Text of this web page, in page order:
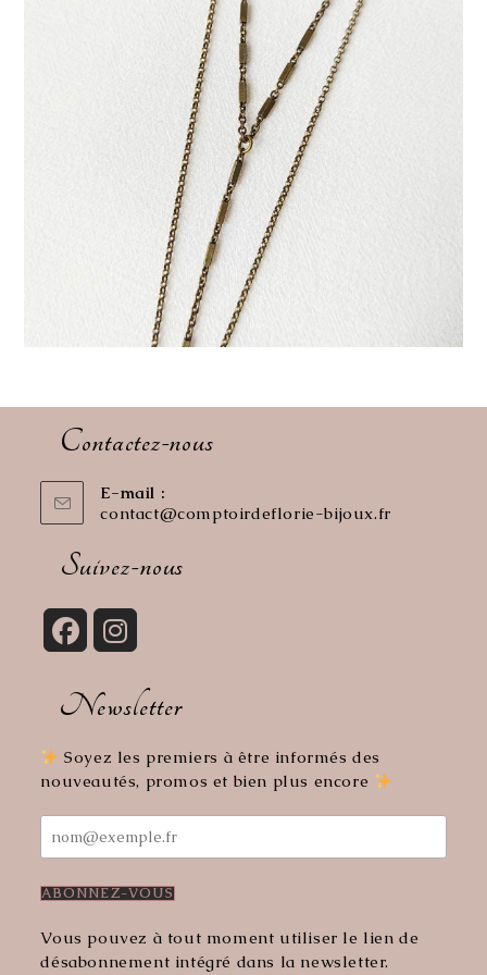
Contactez-nous
E-mail :
contact@comptoirdeflorie-bijoux.frS’ouvre
Suivez-nous
un
onglet
un
onglet
Newsletter
Soyez les premiers à être informés des
nouveautés, promos et bien plus encore
Vous pouvez à tout moment utiliser le lien de
désabonnement intégré dans la newsletter.